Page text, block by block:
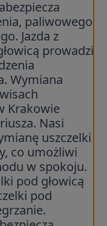
paliwowego,
Jazda z
prowadzi
Wymiana
Krakowie
Nasi
uszczelki
, co umożliwi
w spokoju.
pod głowicą
pod